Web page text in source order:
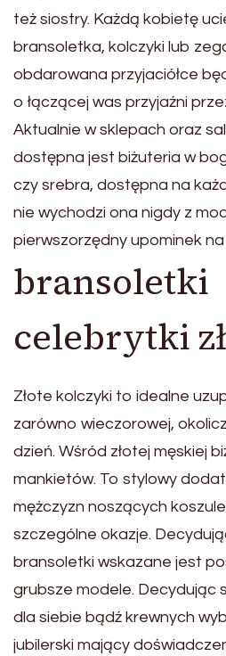
też siostry. Każdą kobietę
bransoletka, kolczyki lub
obdarowana przyjaciółce
o łączącej was przyjaźni
Aktualnie w sklepach oraz
dostępna jest biżuteria w
czy srebra, dostępna na
nie wychodzi ona nigdy z
pierwszorzędny upominek na
bransoletki
celebrytki
Złote kolczyki to idealne
zarówno wieczorowej,
dzień. Wśród złotej męskiej
mankietów. To stylowy
mężczyzn noszących
szczególne okazje.
bransoletki wskazane jest
grubsze modele. Decydując
dla siebie bądź krewnych
jubilerski mający